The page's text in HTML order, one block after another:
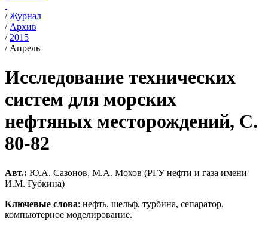
/Журнал
/ Архив
/ 2015
/ Апрель
Исследование технических
систем для морских
нефтяных месторождений, C.
80-82
Авт.: Ю.А. Сазонов, М.А. Мохов (РГУ нефти и газа имени
И.М. Губкина)
Ключевые слова: нефть, шельф, турбина, сепаратор,
компьютерное моделирование.